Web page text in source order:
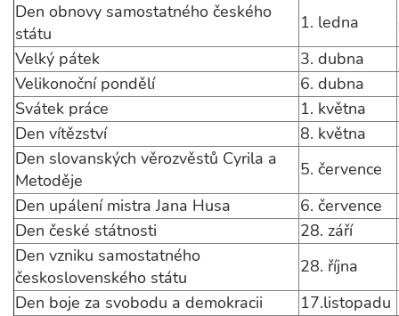
Den obnovy samostatného českého
státu
1. ledna
Velký pátek
3. dubna
Velikonoční pondělí
6. dubna
Svátek práce
1. května
Den vítězství
8. května
Den slovanských věrozvěstů Cyrila a
Metoděje
5. července
Den upálení mistra Jana Husa
6. července
Den české státnosti
28. září
Den vzniku samostatného
československého státu
28. října
Den boje za svobodu a demokracii
17.listopadu